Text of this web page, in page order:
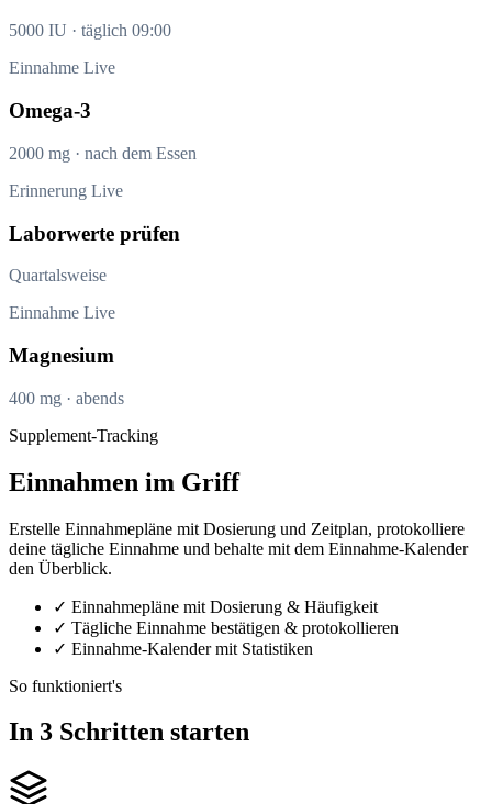
5000 IU · täglich 09:00
Einnahme Live
Omega-3
2000 mg · nach dem Essen
Erinnerung Live
Laborwerte prüfen
Quartalsweise
Einnahme Live
Magnesium
400 mg · abends
Supplement-Tracking
Einnahmen im Griff
Erstelle Einnahmepläne mit Dosierung und Zeitplan, protokolliere
deine tägliche Einnahme und behalte mit dem Einnahme-Kalender
den Überblick.
✓ Einnahmepläne mit Dosierung & Häufigkeit
✓ Tägliche Einnahme bestätigen & protokollieren
✓ Einnahme-Kalender mit Statistiken
So funktioniert's
In 3 Schritten starten